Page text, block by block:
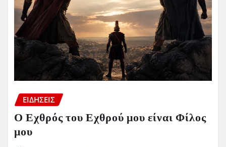
ΕΙΔΗΣΕΙΣ
Ο Εχθρός του Εχθρού μου είναι Φίλος
μου